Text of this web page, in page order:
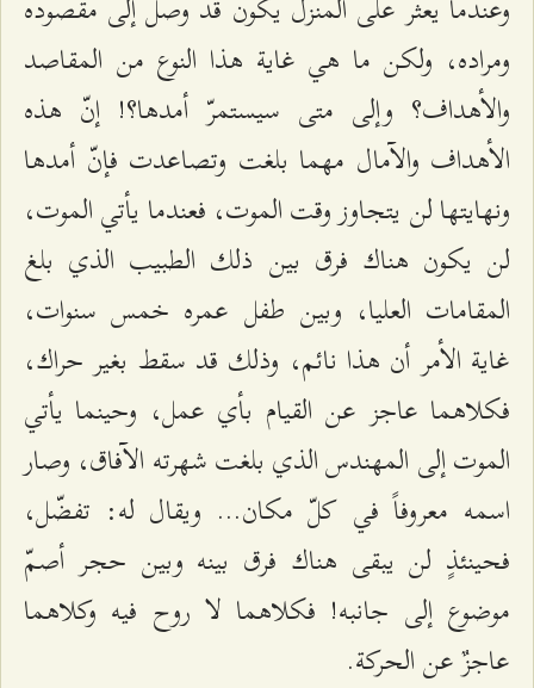
ومراده، ولكن ما هي غاية هذا النوع من المقاصد
والأهداف؟ وإلى متى سيستمرّ أمدها؟! إنّ هذه
الأهداف والآمال مهما بلغت وتصاعدت فإنّ أمدها
ونهايتها لن يتجاوز وقت الموت، فعندما يأتي الموت،
لن يكون هناك فرق بين ذلك الطبيب الذي بلغ
المقامات العليا، وبين طفل عمره خمس سنوات،
غاية الأمر أن هذا نائم، وذلك قد سقط بغير حراك،
فكلاهما عاجز عن القيام بأي عمل، وحينما يأتي
الموت إلى المهندس الذي بلغت شهرته الآفاق، وصار
اسمه معروفاً في كلّ مكان... ويقال له: تفضّل،
فحينئذٍ لن يبقى هناك فرق بينه وبين حجر أصمّ
موضوع إلى جانبه! فكلاهما لا روح فيه وكلاهما
عاجزٌ عن الحركة.